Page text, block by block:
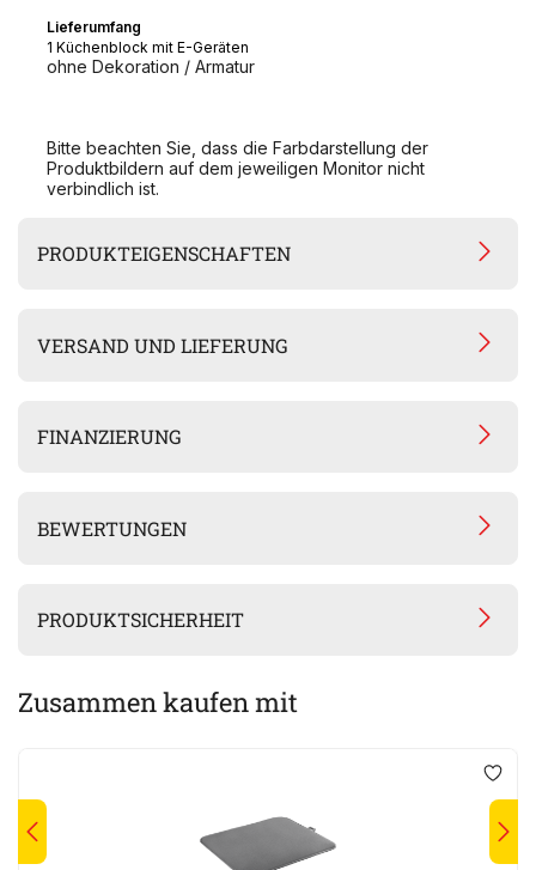
Lieferumfang
1 Küchenblock mit E-Geräten
ohne Dekoration / Armatur
Bitte beachten Sie, dass die Farbdarstellung der
Produktbildern auf dem jeweiligen Monitor nicht
verbindlich ist.
PRODUKTEIGENSCHAFTEN
VERSAND UND LIEFERUNG
FINANZIERUNG
BEWERTUNGEN
PRODUKTSICHERHEIT
Zusammen kaufen mit